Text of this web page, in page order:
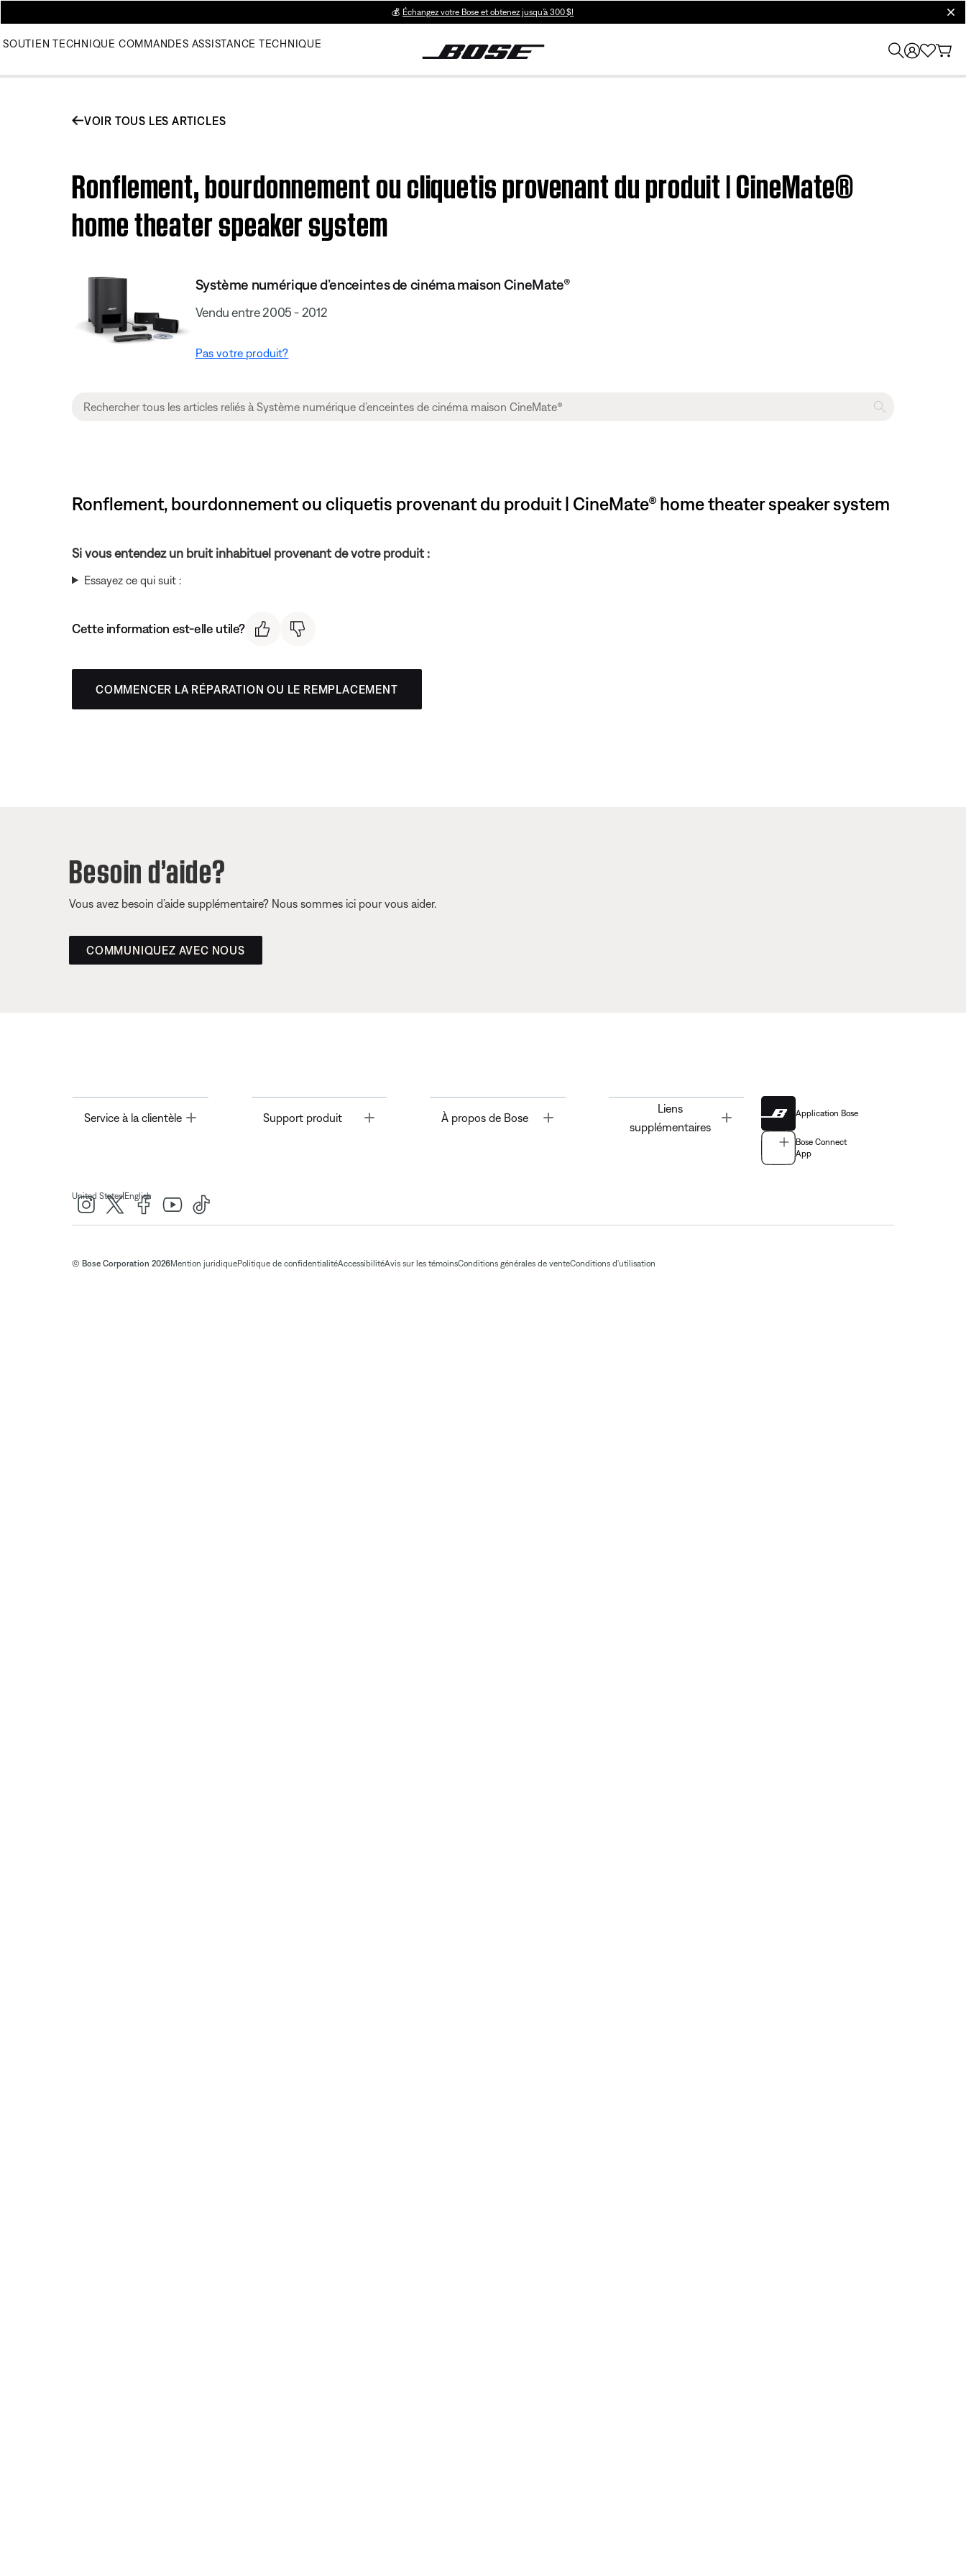
💰 Échangez votre Bose et obtenez jusqu’à 300 $!
SOUTIEN TECHNIQUE COMMANDES ASSISTANCE TECHNIQUE
VOIR TOUS LES ARTICLES
Ronflement, bourdonnement ou cliquetis provenant du produit | CineMate®
home theater speaker system
Système numérique d’enceintes de cinéma maison CineMate®
Vendu entre 2005 - 2012
Pas votre produit?
Ronflement, bourdonnement ou cliquetis provenant du produit | CineMate® home theater speaker system
Si vous entendez un bruit inhabituel provenant de votre produit :
Essayez ce qui suit :
Cette information est-elle utile?
COMMENCER LA RÉPARATION OU LE REMPLACEMENT
Besoin d’aide?
Vous avez besoin d’aide supplémentaire? Nous sommes ici pour vous aider.
COMMUNIQUEZ AVEC NOUS
Service à la clientèle Toggle Support produit À propos de Bose Toggle
Liens
supplémentaires
Application Bose
Bose Connect
App
United States| English
© Bose Corporation 2026Mention juridiquePolitique de confidentialitéAccessibilitéAvis sur les témoinsConditions générales de venteConditions d'utilisation